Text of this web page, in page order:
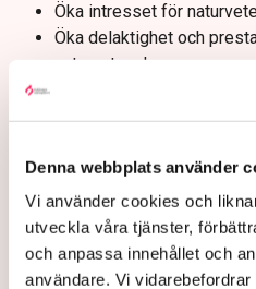
Denna webbplats använder
Vi använder cookies och
utveckla våra tjänster,
och anpassa innehållet och
användare. Vi
Öka intresset för
Öka delaktighet och
naturvetenskap.
Öka allmänhetens
livslånga vetenskapliga
utbildningsdiscipliner.
Öka excellensen inom
kommersialisering.
Underlätta ekonomisk
genom att se till att